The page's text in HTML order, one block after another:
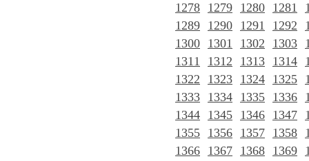
1278 1279 1280 1281
1289 1290 1291 1292
1300 1301 1302 1303
1311
1312 1313 1314
1322
1323 1324 1325
1333 1334 1335 1336
1344 1345 1346 1347
1355 1356 1357 1358
1366 1367 1368 1369